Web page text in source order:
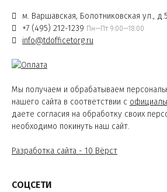
м. Варшавская, Болотниковская ул.,
+7 (495) 212-1239 Пн—Пт 9:00—18:00
info@tdofficetorg.ru
Мы получаем и обрабатываем
нашего сайта в соответствии с
даете согласия на обработку своих
необходимо покинуть наш сайт.
Разработка сайта - 10 Вёрст
СОЦСЕТИ